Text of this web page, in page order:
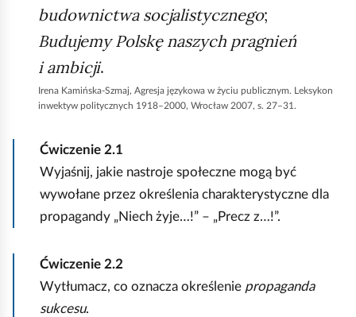
budownictwa socjalistycznego;
Budujemy Polskę naszych pragnień
i ambicji.
Irena Kamińska-Szmaj, Agresja językowa w życiu publicznym. Leksykon
inwektyw politycznych 1918–2000, Wrocław 2007, s. 27–31.
Ćwiczenie 2.1
Wyjaśnij, jakie nastroje społeczne mogą być
wywołane przez określenia charakterystyczne dla
propagandy „Niech żyje…!” – „Precz z…!”.
Ćwiczenie 2.2
Wytłumacz, co oznacza określenie propaganda
sukcesu.